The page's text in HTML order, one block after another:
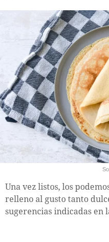
Una vez listos, los
relleno al gusto tanto
sugerencias indicadas en